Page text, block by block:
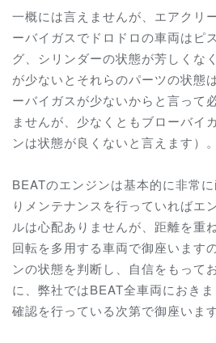
一概には言えませんが、エアクリ
ーバイガスでドロドロの車両はピ
グ、シリンダーの状態が芳しくな
が少ないとそれらのパーツの状態
ーバイガスが少ないからと言って
ませんが、少なくともブローバイ
ンは状態が良くないと言えます）。
BEATのエンジンは基本的に非常
りメンテナンスを行っていればエ
ルは心配ありませんが、距離を重
回転を多用する車両で御座います
ンの状態を判断し、自信をもって
に、弊社ではBEAT全車両におき
確認を行っている次第で御座います